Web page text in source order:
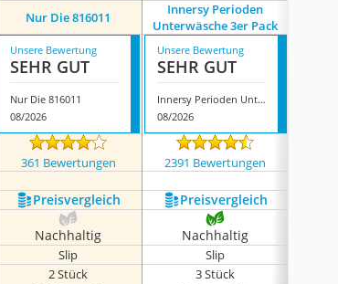
Nur Die 816011
Innersy Perioden
Unterwäsche 3er Pack
Unsere Bewertung
SEHR GUT
Nur Die 816011
08/2026
Unsere Bewertung
SEHR GUT
Innersy Perioden Unterwäsche 3er Pack
08/2026
361 Bewertungen 2391 Bewertungen
Preis­vergleich Preis­vergleich
Nachhaltig Nachhaltig
Slip
Slip
2 Stück 3 Stück